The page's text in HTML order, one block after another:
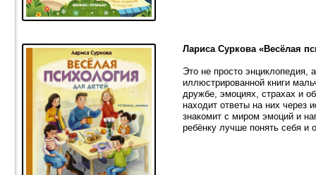
Лариса Суркова «Весёлая
Это не просто энциклопедия,
иллюстрированной книги
дружбе, эмоциях, страхах и
находит ответы на них через
знакомит с миром эмоций и
ребёнку лучше понять себя и